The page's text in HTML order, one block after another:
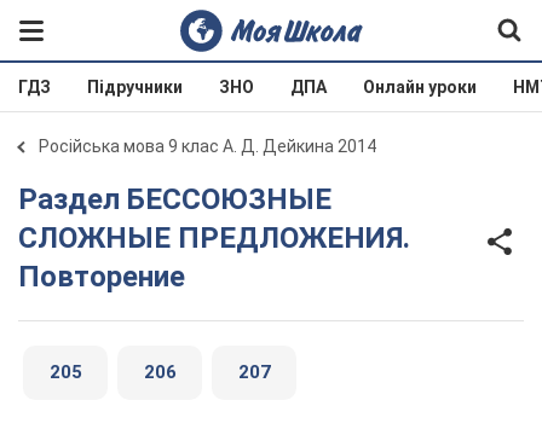
ГДЗ Підручники ЗНО ДПА Онлайн уроки
Російська мова 9 клас А. Д. Дейкина 2014
Раздел БЕССОЮЗНЫЕ
СЛОЖНЫЕ ПРЕДЛОЖЕНИЯ.
Повторение
205 206 207